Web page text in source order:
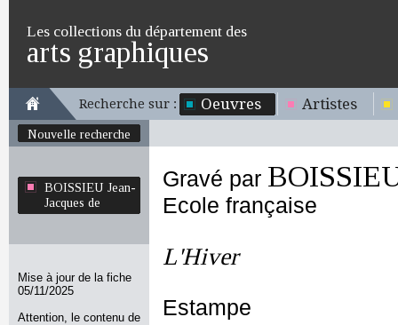
Les collections du département des
arts graphiques
Recherche sur : Oeuvres Artistes
Nouvelle recherche
BOISSIEU Jean-
Jacques de
Mise à jour de la fiche
05/11/2025
Attention, le contenu de
Gravé par
Ecole française
L'Hiver
Estampe